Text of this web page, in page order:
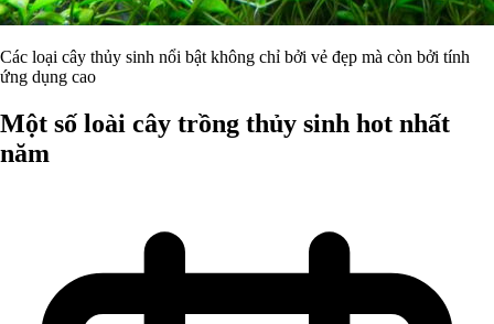
Các loại cây thủy sinh nổi bật không chỉ bởi vẻ đẹp mà còn bởi tính
ứng dụng cao
Một số loài cây trồng thủy sinh hot nhất
năm